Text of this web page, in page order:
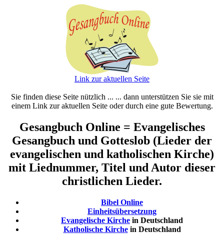
Link zur aktuellen Seite
Sie finden diese Seite nützlich ... ... dann unterstützen Sie sie mit
einem Link zur aktuellen Seite oder durch eine gute Bewertung.
Gesangbuch Online = Evangelisches
Gesangbuch und Gotteslob (Lieder der
evangelischen und katholischen Kirche)
mit Liednummer, Titel und Autor dieser
christlichen Lieder.
Bibel Online
Einheitsübersetzung
Evangelische Kirche in Deutschland
Katholische Kirchein Deutschland